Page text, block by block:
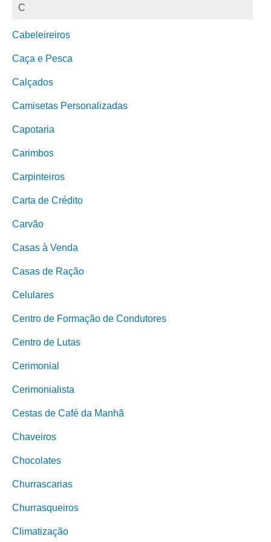
C
Cabeleireiros
Caça e Pesca
Calçados
Camisetas Personalizadas
Capotaria
Carimbos
Carpinteiros
Carta de Crédito
Carvão
Casas à Venda
Casas de Ração
Celulares
Centro de Formação de Condutores
Centro de Lutas
Cerimonial
Cerimonialista
Cestas de Café da Manhã
Chaveiros
Chocolates
Churrascarias
Churrasqueiros
Climatização